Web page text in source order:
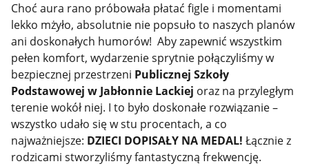
Choć aura rano próbowała płatać figle i momentami
lekko mżyło, absolutnie nie popsuło to naszych planów
ani doskonałych humorów! Aby zapewnić wszystkim
pełen komfort, wydarzenie sprytnie połączyliśmy w
bezpiecznej przestrzeni Publicznej Szkoły
Podstawowej w Jabłonnie Lackiej oraz na przyległym
terenie wokół niej. I to było doskonałe rozwiązanie –
wszystko udało się w stu procentach, a co
najważniejsze: DZIECI DOPISAŁY NA MEDAL! Łącznie z
rodzicami stworzyliśmy fantastyczną frekwencję.